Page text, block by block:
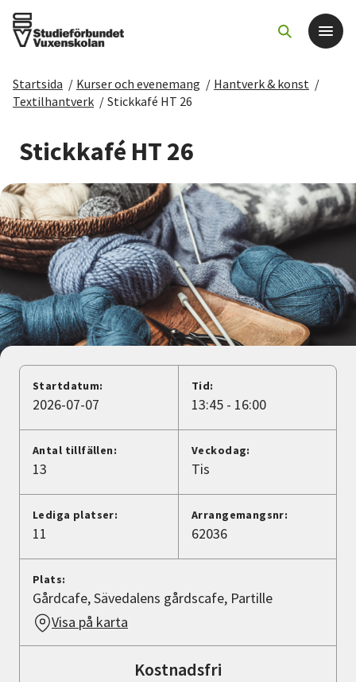
Det här gör vi
För dig som
Sök kurser och evenemang
Om SV
Starta studiecirkel
Cirkelledare
Nyheter
Avdelningar
Lyssna
Startsida / Kurser och evenemang / Hantverk & konst /
Textilhantverk / Stickkafé HT 26
Stickkafé HT 26
Startdatum:
2026-07-07
Tid:
13:45 - 16:00
Antal tillfällen:
13
Veckodag:
Tis
Lediga platser:
11
Arrangemangsnr:
62036
Plats:
Gårdcafe, Sävedalens gårdscafe, Partille
Visa på karta
Kostnadsfri